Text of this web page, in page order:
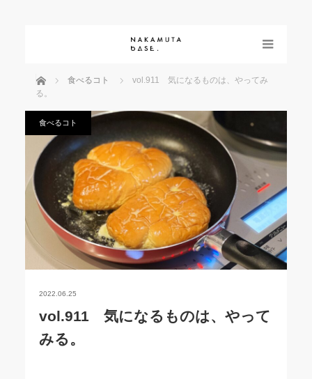
ホーム 食べるコト
vol.911 気になるものは、やってみ
る。
食べるコト
2022.06.25
vol.911 気になるものは、やって
みる。